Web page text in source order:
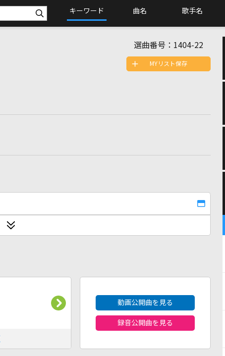
キーワード 曲名 歌手名
選曲番号： 1404-22
MYリスト保存
動画公開曲を見る
録音公開曲を見る